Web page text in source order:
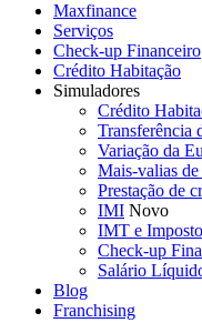
Maxfinance
Serviços
Check-up Financeiro
Crédito Habitação
Simuladores
Crédito
Transferência
Variação da
Mais-valias
Prestação de
IMI Novo
IMT e
Check-up
Salário
Blog
Franchising